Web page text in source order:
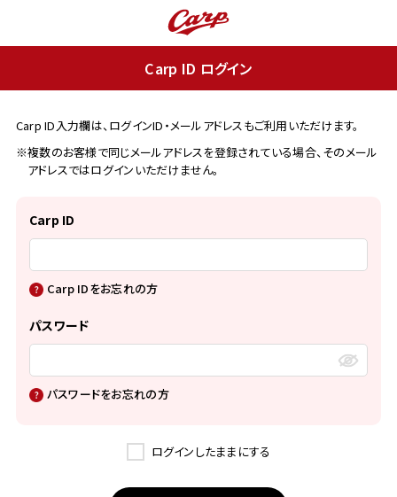
Carp ID ログイン
Carp ID入力欄は、ログインID・メールアドレスもご利用いただけます。
※複数のお客様で同じメールアドレスを登録されている場合、そのメール
アドレスではログインいただけません。
Carp ID
Carp IDをお忘れの方
パスワード
パスワードをお忘れの方
ログインしたままにする